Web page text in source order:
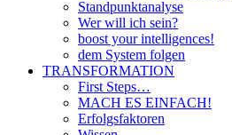
Standpunktanalyse
Wer will ich sein?
boost your intelligences!
dem System folgen
TRANSFORMATION
First Steps…
MACH ES EINFACH!
Erfolgsfaktoren